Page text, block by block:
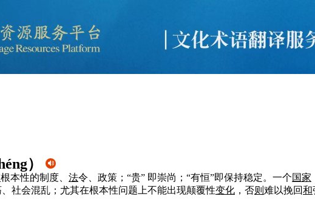
）
根本性的制度、 法令、政策；“贵” 即崇尚；“有恒”即保持稳定。一个国家
社会混乱；尤其在根本性问题上不能出现颠覆性变化 ，否则 难以挽回和